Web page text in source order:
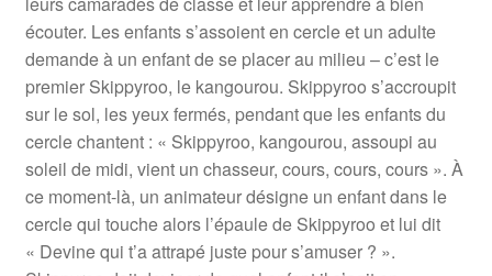
écouter. Les enfants s’assoient en cercle et un adulte
demande à un enfant de se placer au milieu – c’est le
premier Skippyroo, le kangourou. Skippyroo s’accroupit
sur le sol, les yeux fermés, pendant que les enfants du
cercle chantent : « Skippyroo, kangourou, assoupi au
soleil de midi, vient un chasseur, cours, cours, cours ». À
ce moment-là, un animateur désigne un enfant dans le
cercle qui touche alors l’épaule de Skippyroo et lui dit
« Devine qui t’a attrapé juste pour s’amuser ? ».